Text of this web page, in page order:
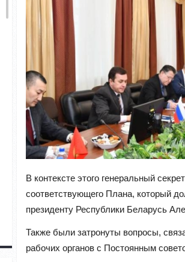
В контексте этого генеральный
соответствующего Плана, который
президенту Республики Беларусь
Также были затронуты вопросы,
рабочих органов с Постоянным